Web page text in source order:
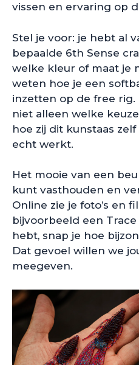
vissen en ervaring op
Stel je voor: je hebt al
bepaalde 6th Sense
welke kleur of maat je
weten hoe je een
inzetten op de free
niet alleen welke
hoe zij dit kunstaas
echt werkt.
Het mooie van een
kunt vasthouden en
Online zie je foto’s en
bijvoorbeeld een
hebt, snap je hoe
Dat gevoel willen we
meegeven.